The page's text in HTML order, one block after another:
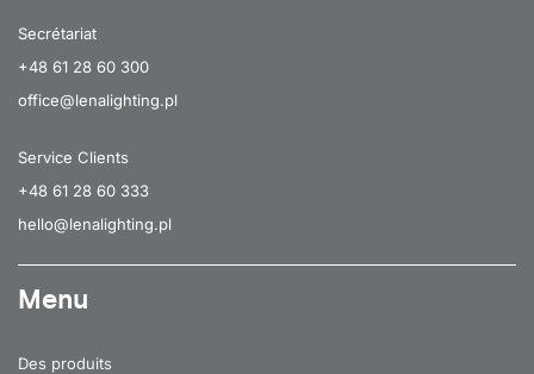
Secrétariat
+48 61 28 60 300
office@lenalighting.pl
Service Clients
+48 61 28 60 333
hello@lenalighting.pl
Menu
Des produits